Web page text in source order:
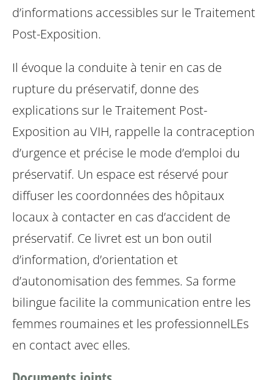
d’informations accessibles sur le Traitement
Post-Exposition.
Il évoque la conduite à tenir en cas de
rupture du préservatif, donne des
explications sur le Traitement Post-
Exposition au VIH, rappelle la contraception
d’urgence et précise le mode d’emploi du
préservatif. Un espace est réservé pour
diffuser les coordonnées des hôpitaux
locaux à contacter en cas d’accident de
préservatif. Ce livret est un bon outil
d’information, d’orientation et
d’autonomisation des femmes. Sa forme
bilingue facilite la communication entre les
femmes roumaines et les professionnelLEs
en contact avec elles.